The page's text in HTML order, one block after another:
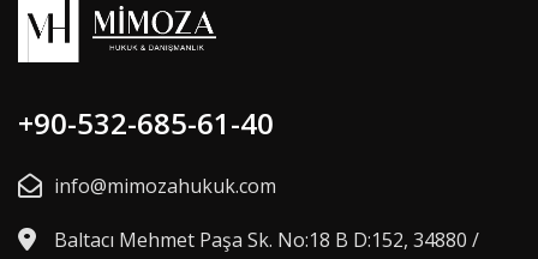
+90-532-685-61-40
info@mimozahukuk.com
Baltacı Mehmet Paşa Sk. No:18 B D:152, 34880 /